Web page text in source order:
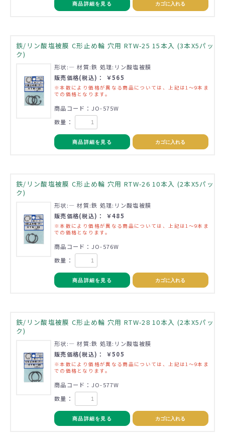
商品詳細を見る カゴに入れる
鉄/リン酸塩被膜 C形止め輪 穴用 RTW-25 15本入 (3本X5パッ
ク)
形状:― 材質:鉄 処理:リン酸塩被膜
販売価格(税込)： ￥565
※本数により価格が異なる商品については、上記は1～9本ま
での価格となります。
商品コード：JO-575W
数量：
商品詳細を見る カゴに入れる
鉄/リン酸塩被膜 C形止め輪 穴用 RTW-26 10本入 (2本X5パッ
ク)
形状:― 材質:鉄 処理:リン酸塩被膜
販売価格(税込)： ￥485
※本数により価格が異なる商品については、上記は1～9本ま
での価格となります。
商品コード：JO-576W
数量：
商品詳細を見る カゴに入れる
鉄/リン酸塩被膜 C形止め輪 穴用 RTW-28 10本入 (2本X5パッ
ク)
形状:― 材質:鉄 処理:リン酸塩被膜
販売価格(税込)： ￥505
※本数により価格が異なる商品については、上記は1～9本ま
での価格となります。
商品コード：JO-577W
数量：
商品詳細を見る カゴに入れる